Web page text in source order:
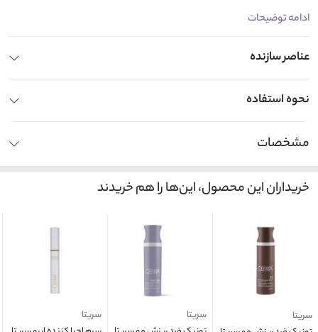
ادامه توضیحات
عناصر سازنده
نحوه استفاده
مشخصات
خریداران این محصول، این‌ها را هم خریدند
سریتا
سریتا
سریتا